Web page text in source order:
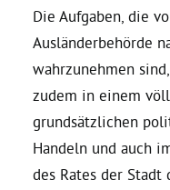
Die Aufgaben, die
Ausländerbehörde
wahrzunehmen
zudem in einem
grundsätzlichen
Handeln und auch
des Rates der Stadt